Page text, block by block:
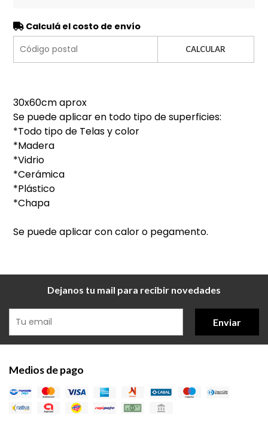
Calculá el costo de envío
CALCULAR
30x60cm aprox
Se puede aplicar en todo tipo de superficies:
*Todo tipo de Telas y color
*Madera
*Vidrio
*Cerámica
*Plástico
*Chapa
Se puede aplicar con calor o pegamento.
Dejanos tu mail para recibir novedades
Enviar
Medios de pago